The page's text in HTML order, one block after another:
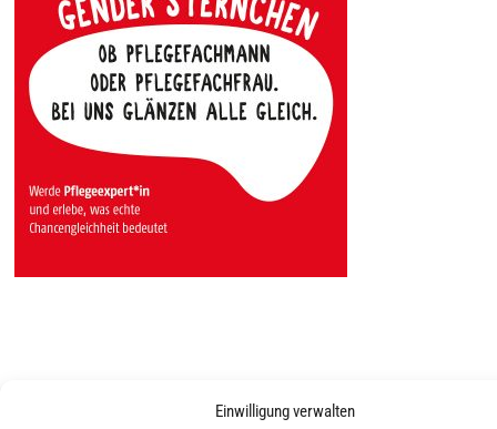
Einwilligung verwalten